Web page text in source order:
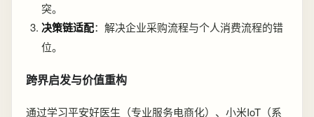
突。
决策链适配：解决企业采购流程与个人消费流程的错
位。
跨界启发与价值重构
通过学习平安好医生（专业服务电商化）、小米IoT（系